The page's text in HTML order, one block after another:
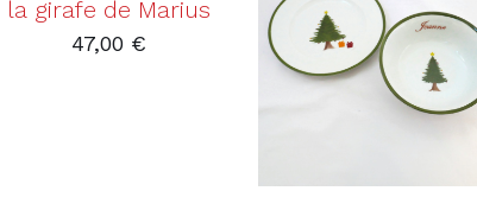
la girafe de Marius
47,00 €
AJOUTER AU PANIER
/
DÉTAILS